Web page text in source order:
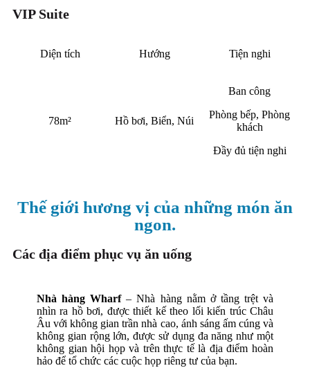
VIP Suite
Diện tích Hướng Tiện nghi
78m² Hồ bơi, Biển, Núi
Ban công
Phòng bếp, Phòng
khách
Đầy đủ tiện nghi
Thế giới hương vị của những món ăn
ngon.
Các địa điểm phục vụ ăn uống
Nhà hàng Wharf– Nhà hàng nằm ở tầng trệt và
nhìn ra hồ bơi, được thiết kế theo lối kiến trúc Châu
Âu với không gian trần nhà cao, ánh sáng ấm cúng và
không gian rộng lớn, được sử dụng đa năng như một
không gian hội họp và trên thực tế là địa điểm hoàn
hảo để tổ chức các cuộc họp riêng tư của bạn.